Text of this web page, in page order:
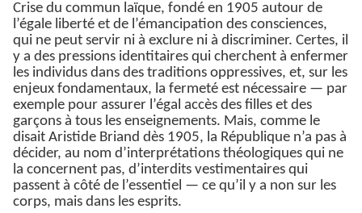
Crise du commun laïque, fondé en 1905 autour de
l’égale liberté et de l’émancipation des consciences,
qui ne peut servir ni à exclure ni à discriminer. Certes, il
y a des pressions identitaires qui cherchent à enfermer
les individus dans des traditions oppressives, et, sur les
enjeux fondamentaux, la fermeté est nécessaire — par
exemple pour assurer l’égal accès des filles et des
garçons à tous les enseignements. Mais, comme le
disait Aristide Briand dès 1905, la République n’a pas à
décider, au nom d’interprétations théologiques qui ne
la concernent pas, d’interdits vestimentaires qui
passent à côté de l’essentiel — ce qu’il y a non sur les
corps, mais dans les esprits.